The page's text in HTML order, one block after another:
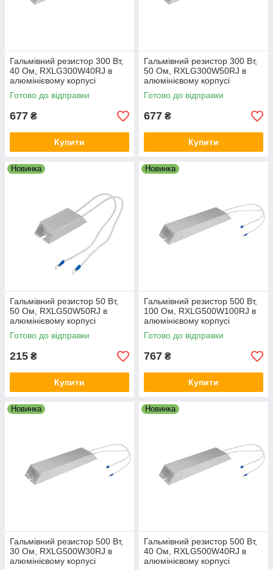
Гальмівний резистор 300 Вт,
40 Ом, RXLG300W40RJ в
алюмінієвому корпусі
Готово до відправки
677 ₴
Купити
Гальмівний резистор 300 Вт,
50 Ом, RXLG300W50RJ в
алюмінієвому корпусі
Готово до відправки
677 ₴
Купити
Новинка
Гальмівний резистор 50 Вт,
50 Ом, RXLG50W50RJ в
алюмінієвому корпусі
Готово до відправки
215 ₴
Купити
Новинка
Гальмівний резистор 500 Вт,
100 Ом, RXLG500W100RJ в
алюмінієвому корпусі
Готово до відправки
767 ₴
Купити
Новинка
Гальмівний резистор 500 Вт,
30 Ом, RXLG500W30RJ в
алюмінієвому корпусі
Новинка
Гальмівний резистор 500 Вт,
40 Ом, RXLG500W40RJ в
алюмінієвому корпусі